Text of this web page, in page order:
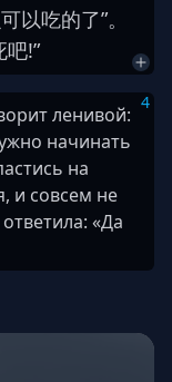
可以吃的了”。
吧!”
4
ленивой:
начинать
на
и совсем не
«Да